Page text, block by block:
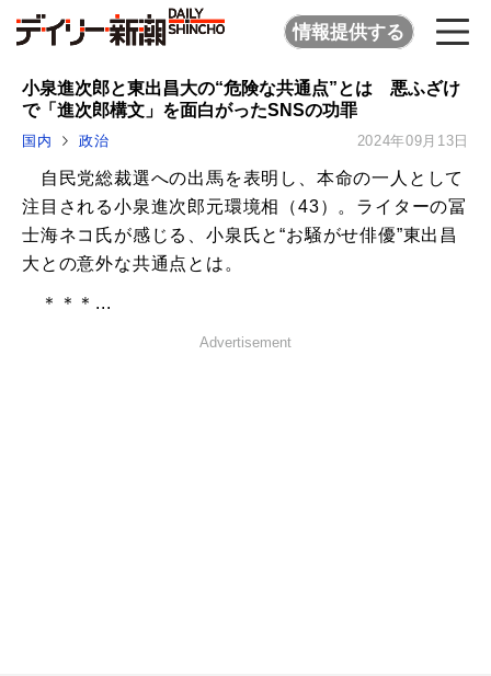
情報提供する
小泉進次郎と東出昌大の“危険な共通点”とは 悪ふざけ
で「進次郎構文」を面白がったSNSの功罪
国内 政治 2024年09月13日
自民党総裁選への出馬を表明し、本命の一人として
注目される小泉進次郎元環境相（43）。ライターの冨
士海ネコ氏が感じる、小泉氏と“お騒がせ俳優”東出昌
大との意外な共通点とは。
＊＊＊...
Advertisement